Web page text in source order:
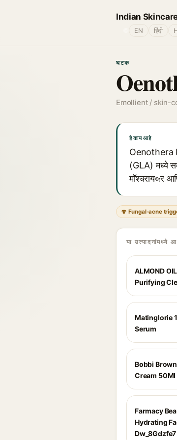
Indian
EN हिंदी
घटक
Emollient / skin-
हे काय आहे
Oenothera
(GLA) मध्ये
मॉश्चरायজर
🍄 Fungal-acne
या उत्पादनांमध्ये
ALMOND
Purifying
Matinglorie
Serum
Bobbi
Cream 50Ml
Farmacy
Hydrating
Dw_8Gdzfe7